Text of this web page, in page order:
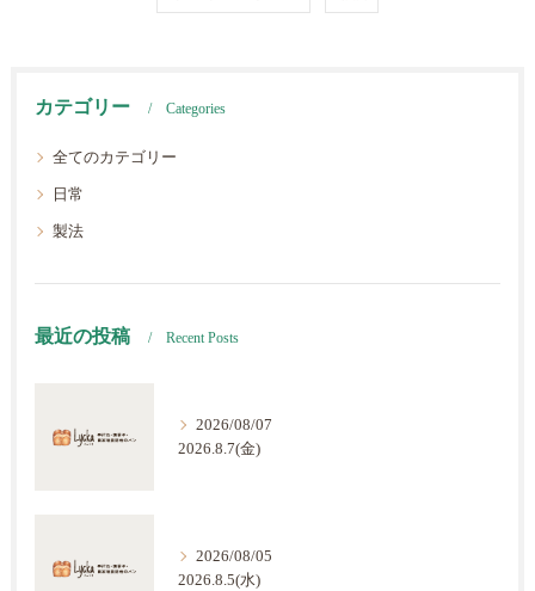
カテゴリー Categories
全てのカテゴリー
日常
製法
最近の投稿 Recent Posts
2026/08/07
2026.8.7(金)
2026/08/05
2026.8.5(水)